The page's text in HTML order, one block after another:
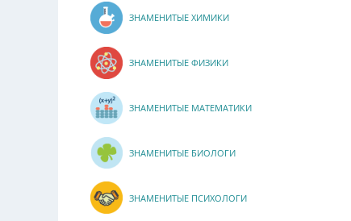
ЗНАМЕНИТЫЕ ХИМИКИ
ЗНАМЕНИТЫЕ ФИЗИКИ
ЗНАМЕНИТЫЕ МАТЕМАТИКИ
ЗНАМЕНИТЫЕ БИОЛОГИ
ЗНАМЕНИТЫЕ ПСИХОЛОГИ